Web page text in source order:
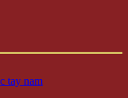
tay nam